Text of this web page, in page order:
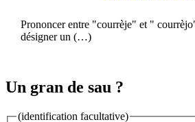
Prononcer entre "courrèje" et "
désigner un (…)
Un gran de sau ?
(identification facultative)